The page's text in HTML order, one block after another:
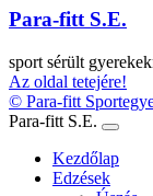
Para-fitt S.E.
sport sérült
Az oldal tetejére!
© Para-fitt
Para-fitt S.E.
Kezdőlap
Edzések